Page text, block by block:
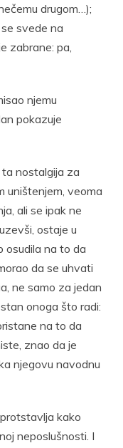
drugom…);
svede na
zabrane: pa,
njemu
pokazuje
nostalgija za
uništenjem, veoma
ali se ipak ne
ostaje u
osudila na to da
da se uhvati
ne samo za jedan
onoga što radi:
na to da
znao da je
njegovu navodnu
kako
neposlušnosti. I